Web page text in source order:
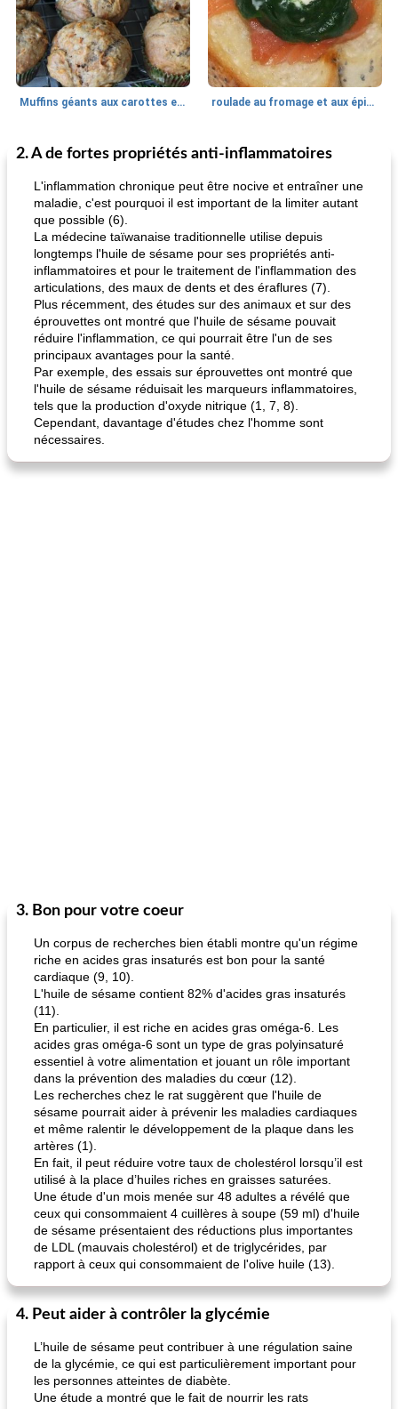
Muffins géants aux carottes et à la banane de Nif roulade au fromage et aux épinards
30min
Marques de confiance: recettes et
fiesta tostadas
Viande et volaille
le méga's jopp joes
2. A de fortes propriétés anti-inflammatoires
L'inflammation chronique peut être nocive et entraîner une
maladie, c'est pourquoi il est important de la limiter autant
que possible (6).
La médecine taïwanaise traditionnelle utilise depuis
longtemps l'huile de sésame pour ses propriétés anti-
inflammatoires et pour le traitement de l'inflammation des
articulations, des maux de dents et des éraflures (7).
Plus récemment, des études sur des animaux et sur des
éprouvettes ont montré que l'huile de sésame pouvait
réduire l'inflammation, ce qui pourrait être l'un de ses
principaux avantages pour la santé.
Par exemple, des essais sur éprouvettes ont montré que
l'huile de sésame réduisait les marqueurs inflammatoires,
tels que la production d'oxyde nitrique (1, 7, 8).
Cependant, davantage d'études chez l'homme sont
nécessaires.
3. Bon pour votre coeur
Un corpus de recherches bien établi montre qu'un régime
riche en acides gras insaturés est bon pour la santé
cardiaque (9, 10).
L'huile de sésame contient 82% d'acides gras insaturés
(11).
En particulier, il est riche en acides gras oméga-6. Les
acides gras oméga-6 sont un type de gras polyinsaturé
essentiel à votre alimentation et jouant un rôle important
dans la prévention des maladies du cœur (12).
Les recherches chez le rat suggèrent que l'huile de
sésame pourrait aider à prévenir les maladies cardiaques
et même ralentir le développement de la plaque dans les
artères (1).
En fait, il peut réduire votre taux de cholestérol lorsqu’il est
utilisé à la place d’huiles riches en graisses saturées.
Une étude d'un mois menée sur 48 adultes a révélé que
ceux qui consommaient 4 cuillères à soupe (59 ml) d'huile
de sésame présentaient des réductions plus importantes
de LDL (mauvais cholestérol) et de triglycérides, par
rapport à ceux qui consommaient de l'olive huile (13).
4. Peut aider à contrôler la glycémie
L’huile de sésame peut contribuer à une régulation saine
de la glycémie, ce qui est particulièrement important pour
les personnes atteintes de diabète.
Une étude a montré que le fait de nourrir les rats